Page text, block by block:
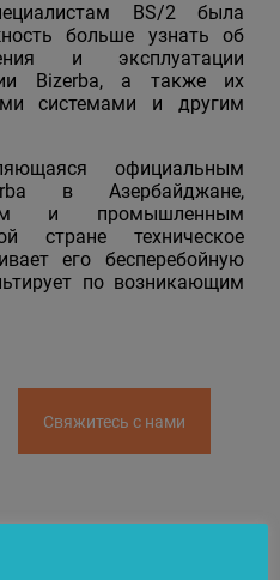
BS/2 была
больше узнать об
и эксплуатации
Bizerba, а также их
системами и другим
официальным
в Азербайджане,
и промышленным
стране техническое
его бесперебойную
по возникающим
Свяжитесь с нами